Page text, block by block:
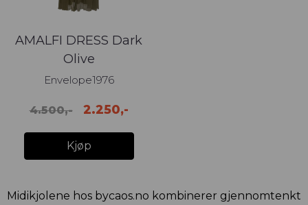
AMALFI DRESS Dark
Olive
Envelope1976
4.500,- 2.250,-
Kjøp
Midikjolene hos bycaos.no kombinerer gjennomtenkt